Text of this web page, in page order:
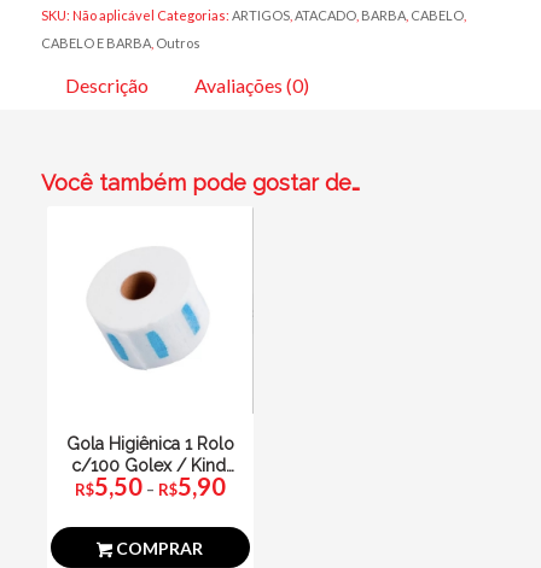
SKU: Não aplicável Categorias: ARTIGOS, ATACADO, BARBA, CABELO,
CABELO E BARBA, Outros
Descrição Avaliações (0)
Você também pode gostar de…
Gola Higiênica 1 Rolo
c/100 Golex / Kindi
/ Moustache
R$5,50 – R$5,90Faixa
de
preço:
R$5,50
COMPRAR